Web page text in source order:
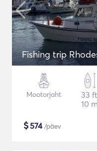
Fishing trip
Mootorjaht
33 ft
10 m
$574/päev